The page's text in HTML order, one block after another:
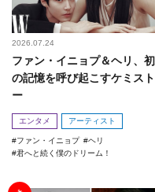
2026.07.24
ファン・イニョプ＆ヘリ、
の記憶を呼び起こすケミスト
ー
エンタメ アーティスト
ファン・イニョプ
ヘリ
君へと続く僕のドリーム！